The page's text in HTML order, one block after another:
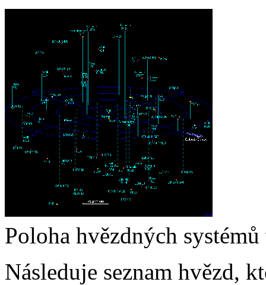
Poloha hvězdných
Následuje seznam hvězd,